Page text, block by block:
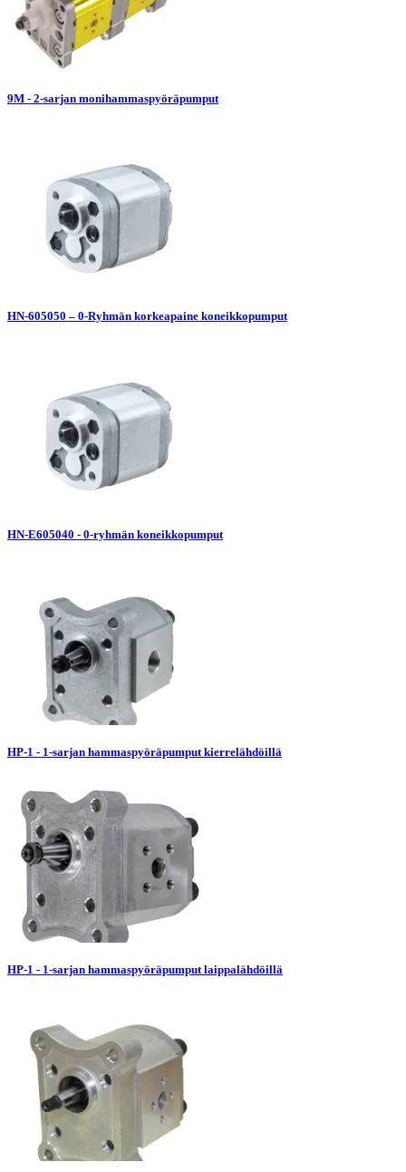
9M - 2-sarjan monihammaspyöräpumput
HN-605050 – 0-Ryhmän korkeapaine koneikkopumput
HN-E605040 - 0-ryhmän koneikkopumput
HP-1 - 1-sarjan hammaspyöräpumput kierrelähdöillä
HP-1 - 1-sarjan hammaspyöräpumput laippalähdöillä